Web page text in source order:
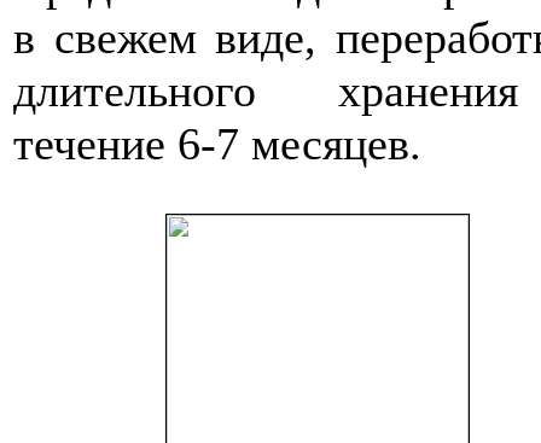
в свежем виде,
длительного
течение 6-7 месяцев.